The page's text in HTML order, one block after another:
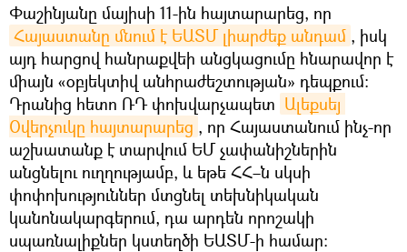
Փաշինյանը մայիսի 11-ին հայտարարեց, որ
Հայաստանը մնում է ԵԱՏՄ լիարժեք անդամ , իսկ
այդ հարցով հանրաքվեի անցկացումը հնարավոր է
միայն «օբյեկտիվ անհրաժեշտության» դեպքում:
Դրանից հետո ՌԴ փոխվարչապետ Ալեքսեյ
Օվերչուկը հայտարարեց , որ Հայաստանում ինչ-որ
աշխատանք է տարվում ԵՄ չափանիշներին
անցնելու ուղղությամբ, և եթե ՀՀ–ն սկսի
փոփոխություններ մտցնել տեխնիկական
կանոնակարգերում, դա արդեն որոշակի
սպառնալիքներ կստեղծի ԵԱՏՄ-ի համար: